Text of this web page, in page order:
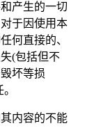
产生的一切
于因使用本
何直接的、
(包括但不
坏等损
内容的不能